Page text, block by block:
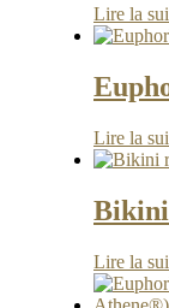
Lire la
Lire la
Bikini
Lire la